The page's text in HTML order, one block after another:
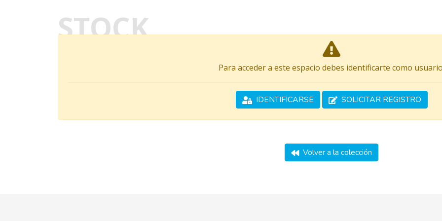
STOCK
Para acceder a este espacio debes identificarte como
IDENTIFICARSE SOLICITAR REGISTRO
Volver a la colección